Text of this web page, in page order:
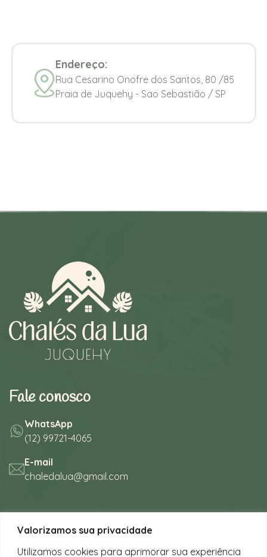
Valorizamos sua privacidade
Utilizamos cookies para aprimorar sua experiência
Endereço:
Rua Cesarino Onofre dos Santos, 80 /85
Praia de Juquehy - Sao Sebastião / SP
Fale conosco
WhatsApp
(12) 99721-4065
E-mail
chaledalua@gmail.com
Seu refúgio em meio à natureza
na bela praia de Juquehy.